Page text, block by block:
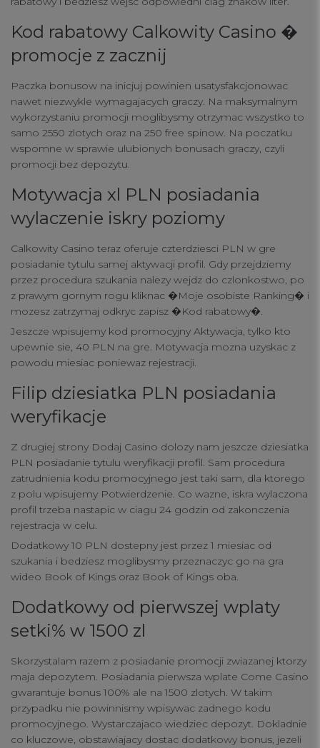
Kod rabatowy Calkowity Casino �
promocje z zacznij
Paczka bonusow na inicjuj powinien usatysfakcjonowac
nawet niezwykle wymagajacych graczy. Na maksymalnym
wykorzystaniu promocji moglibysmy otrzymac wszystko to
samo 2550 zlotych oraz na 250 free spinow. Na poczatku
wspomne w sprawie ulubionych bonusach graczy, czyli
promocji bez depozytu.
Motywacja xl PLN posiadania
wylaczenie iskry poziomy
Calkowity Casino teraz oferuje czterdziesci PLN w gre
posiadanie tytulu samej aktywacji profil. Gdy przejdziemy
przez procedura szukania nalezy wejdz do czlonkostwo, po
z prawym gornym rogu kliknac �Moje osobiste Ranking� i
mozesz zatrzymaj odkryc zapisz �Kod rabatowy�.
Jeszcze wpisujemy kod promocyjny Aktywacja, tylko kto
upewnie sie, 40 PLN na gre. Motywacja mozna uzyskac z
powodu miesiac poniewaz rejestracji.
Filip dziesiatka PLN posiadania
weryfikacje
Z drugiej strony Dodaj Casino dolozy nam jeszcze dziesiatka
PLN posiadanie tytulu weryfikacji profil. Sam procedura
zatrudnienia kodu promocyjnego jest taki sam, dla ktorego
z polu wpisujemy Potwierdzenie. Co wazne, iskra wylaczona
profil trzeba nastapic w ciagu 24 godzin od zakonczenia
rejestracja w celu.
Dodatkowy 10 PLN dostepny jest przez 1 miesiac od
szukania i bedziesz moglibysmy przeznaczyc go na gra
wideo Book of Kings oraz Book of Kings oba.
Dodatkowy od pierwszej wplaty
setki% w 1500 zl
Skorzystalam razem z posiadanie promocji zwiazanej ktorzy
maja depozytem. Posiadania pierwsza wplate Come Casino
gwarantuje bonus 100% ale na 1500 zlotych. W takim
przypadku nie powinnismy wpisywac zadnego kodu
promocyjnego. Wystarczajaco wiedziec depozyt. Dokladnie
co kluczowe, obstawiajacy dostac dodatkowy bonus, jezeli
Your Privacy
Strictly Necessary Cookies
Functional Cookies
Targeting Cookies